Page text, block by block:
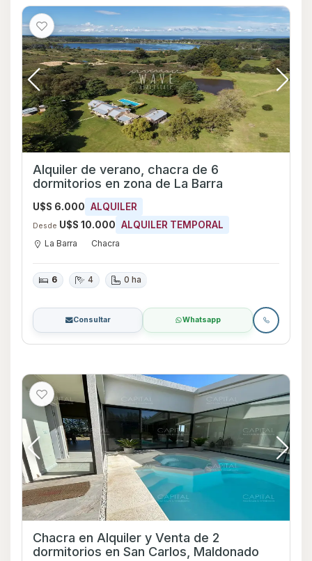
Alquiler de verano, chacra de 6
dormitorios en zona de La Barra
U$S 6.000 ALQUILER
Desde U$S 10.000 ALQUILER TEMPORAL
La Barra Chacra
6 4 0 ha
Consultar Whatsapp
Chacra en Alquiler y Venta de 2
dormitorios en San Carlos, Maldonado